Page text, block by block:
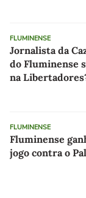
FLUMINENSE
Jornalista da
do Fluminense
na
FLUMINENSE
Fluminense
jogo contra o